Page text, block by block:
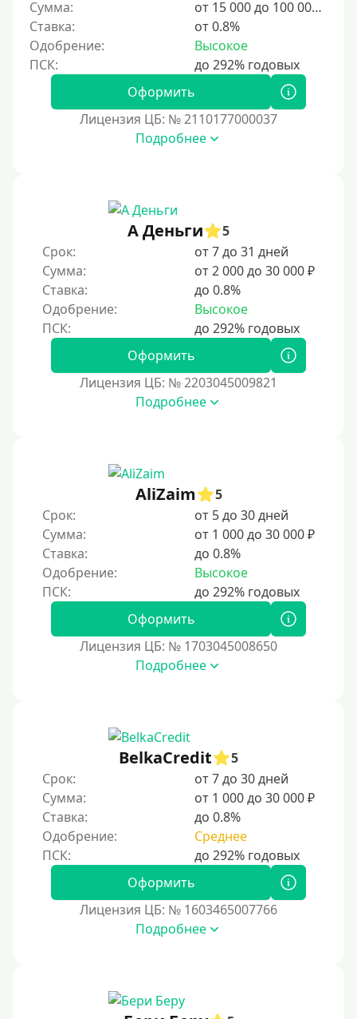
Сумма:
от 15 000 до 100 000 ₽
Ставка:
от 0.8%
Одобрение:
Высокое
Оформить
Лицензия ЦБ: № 2110177000037
Подробнее
А Деньги
5
Срок:
от 7 до 31 дней
Сумма:
от 2 000 до 30 000 ₽
Ставка:
до 0.8%
Одобрение:
Высокое
Оформить
Лицензия ЦБ: № 2203045009821
Подробнее
AliZaim
5
Срок:
от 5 до 30 дней
Сумма:
от 1 000 до 30 000 ₽
Ставка:
до 0.8%
Одобрение:
Высокое
Оформить
Лицензия ЦБ: № 1703045008650
Подробнее
BelkaCredit
5
Срок:
от 7 до 30 дней
Сумма:
от 1 000 до 30 000 ₽
Ставка:
до 0.8%
Одобрение:
Среднее
Оформить
Лицензия ЦБ: № 1603465007766
Подробнее